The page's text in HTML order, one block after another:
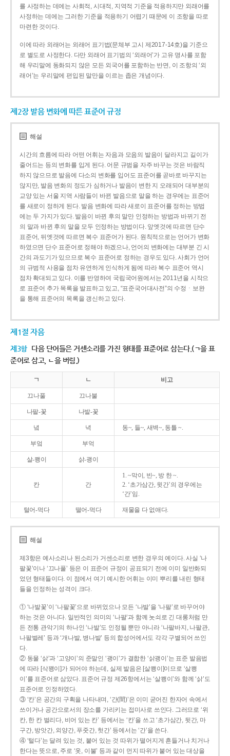
를 사정하는 데에는 사회적, 시대적, 지역적 기준을 적용하지만 외래어를
사정하는 데에는 그러한 기준을 적용하기 어렵기 때문에 이 조항을 따로
마련한 것이다.
이에 따라 외래어는 외래어 표기법(문체부 고시 제2017-14호)을 기준으
로 별도로 사정한다. 다만 외래어 표기법의 ‘외래어’가 고유 명사를 포함
해 우리말에 동화되지 않은 모든 외국어를 포함하는 반면, 이 조항의 ‘외
래어’는 우리말에 편입된 말만을 이르는 좁은 개념이다.
제2장 발음 변화에 따른 표준어 규정
해설
시간의 흐름에 따라 어떤 어휘는 자음과 모음의 발음이 달라지고 길이가
줄어드는 등의 변화를 입게 된다. 어문 규범을 자주 바꾸는 것은 바람직
하지 않으므로 발음에 다소의 변화를 입어도 표준어를 곧바로 바꾸지는
않지만, 발음 변화의 정도가 심하거나 발음이 변한 지 오래되어 대부분의
교양 있는 서울 지역 사람들이 바뀐 발음으로 말을 하는 경우에는 표준어
를 새로이 정하게 된다. 발음 변화에 따라 새로이 표준어를 정하는 방법
에는 두 가지가 있다. 발음이 바뀐 후의 말만 인정하는 방법과 바뀌기 전
의 말과 바뀐 후의 말을 모두 인정하는 방법이다. 앞엣것에 따르면 단수
표준어, 뒤엣것에 따르면 복수 표준어가 된다. 원칙적으로는 언어가 변화
하였으면 단수 표준어로 정해야 하겠으나, 언어의 변화에는 대부분 긴 시
간의 과도기가 있으므로 복수 표준어로 정하는 경우도 있다. 사회가 언어
의 규범적 사용을 점차 유연하게 인식하게 됨에 따라 복수 표준어 역시
점차 확대되고 있다. 이를 반영하여 국립국어원에서는 2011년을 시작으
로 표준어 추가 목록을 발표하고 있고, “표준국어대사전”의 수정ㆍ보완
을 통해 표준어의 목록을 갱신하고 있다.
제1절 자음
제3항 다음 단어들은 거센소리를 가진 형태를 표준어로 삼는다.(ㄱ을 표
준어로 삼고, ㄴ을 버림.)
ㄱ ㄴ 비고
끄나풀 끄나불
나팔-꽃 나발-꽃
녘 녁 동~, 들~, 새벽~, 동틀 ~.
부엌 부억
살-쾡이 삵-괭이
칸 간
1. ~막이, 빈~, 방 한 ~.
2. ‘초가삼간, 윗간’의 경우에는
‘간’임.
털어-먹다 떨어-먹다 재물을 다 없애다.
해설
제3항은 예사소리나 된소리가 거센소리로 변한 경우의 예이다. 사실 ‘나
팔꽃’이나 ‘끄나풀’ 등은 이 표준어 규정이 공표되기 전에 이미 일반화되
었던 형태들이다. 이 점에서 여기 예시한 어휘는 이미 뿌리를 내린 형태
들을 인정하는 성격이 크다.
① ‘나발꽃’이 ‘나팔꽃’으로 바뀌었으나 모든 ‘나발’을 ‘나팔’로 바꾸어야
하는 것은 아니다. 일반적인 의미의 ‘나팔’과 함께 놋쇠로 긴 대롱처럼 만
든 전통 관악기의 하나인 ‘나발’도 인정될 뿐만 아니라 ‘나팔바지, 나팔관,
나팔벌레’ 등과 ‘개나발, 병나발’ 등의 합성어에서도 각각 구별되어 쓰인
다.
② 동물 ‘삵’과 ‘고양이’의 준말인 ‘괭이’가 결합한 ‘삵괭이’는 표준 발음법
에 따라 [삭꽹이]가 되어야 하는데, 실제 발음은 [살쾡이]이므로 ‘살쾡
이’를 표준어로 삼았다. 표준어 규정 제26항에서는 ‘살쾡이’와 함께 ‘삵’도
표준어로 인정하였다.
③ ‘칸’은 공간의 구획을 나타내며, ‘간(間)’은 이미 굳어진 한자어 속에서
쓰이거나 공간으로서의 장소를 가리키는 접미사로 쓰인다. 그러므로 ‘위
칸, 한 칸 벌리다, 비어 있는 칸’ 등에서는 ‘칸’을 쓰고 ‘초가삼간, 뒷간, 마
구간, 방앗간, 외양간, 푸줏간, 헛간’ 등에서는 ‘간’을 쓴다.
④ ‘털다’는 달려 있는 것, 붙어 있는 것 따위가 떨어지게 흔들거나 치거나
한다는 뜻으로, 주로 ‘옷, 이불’ 등과 같이 먼지 따위가 붙어 있는 대상을